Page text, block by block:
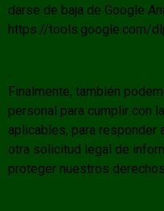
darse de baja de Google
https://tools.google.com/
Finalmente, también
personal para cumplir con
aplicables, para responder
otra solicitud legal de
proteger nuestros